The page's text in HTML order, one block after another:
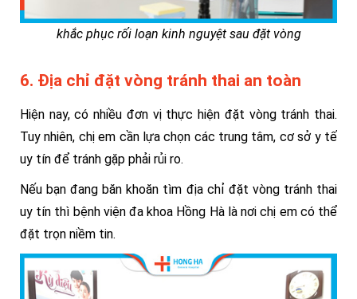
khắc phục rối loạn kinh nguyệt sau đặt vòng
6. Địa chỉ đặt vòng tránh thai an toàn
Hiện nay, có nhiều đơn vị thực hiện đặt vòng tránh thai.
Tuy nhiên, chị em cần lựa chọn các trung tâm, cơ sở y tế
uy tín để tránh gặp phải rủi ro.
Nếu bạn đang băn khoăn tìm địa chỉ đặt vòng tránh thai
uy tín thì bệnh viện đa khoa Hồng Hà là nơi chị em có thể
đặt trọn niềm tin.